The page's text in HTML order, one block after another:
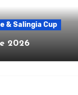
& Salingia Cup
2026